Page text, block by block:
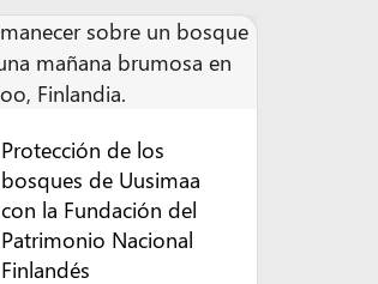
Protección de los
bosques de Uusimaa
con la Fundación del
Patrimonio Nacional
Finlandés